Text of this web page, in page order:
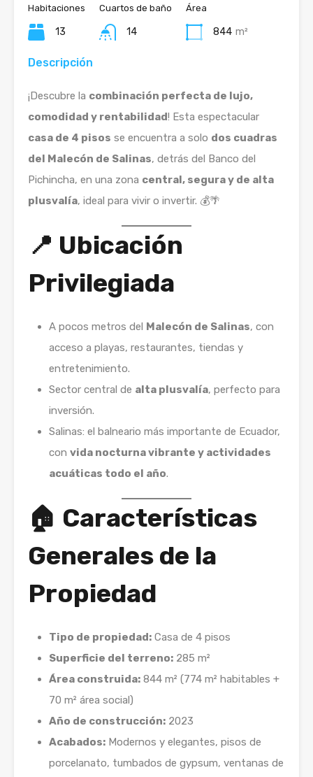
Habitaciones
13
Cuartos de baño
14
Área
844 m²
Descripción
¡Descubre la combinación perfecta de lujo,
comodidad y rentabilidad! Esta espectacular
casa de 4 pisos se encuentra a solo dos cuadras
del Malecón de Salinas, detrás del Banco del
Pichincha, en una zona central, segura y de alta
plusvalía, ideal para vivir o invertir. 💰🌴
📍 Ubicación
Privilegiada
A pocos metros del Malecón de Salinas, con
acceso a playas, restaurantes, tiendas y
entretenimiento.
Sector central de alta plusvalía, perfecto para
inversión.
Salinas: el balneario más importante de Ecuador,
con vida nocturna vibrante y actividades
acuáticas todo el año.
🏠 Características
Generales de la
Propiedad
Tipo de propiedad: Casa de 4 pisos
Superficie del terreno: 285 m²
Área construida: 844 m² (774 m² habitables +
70 m² área social)
Año de construcción: 2023
Acabados: Modernos y elegantes, pisos de
porcelanato, tumbados de gypsum, ventanas de